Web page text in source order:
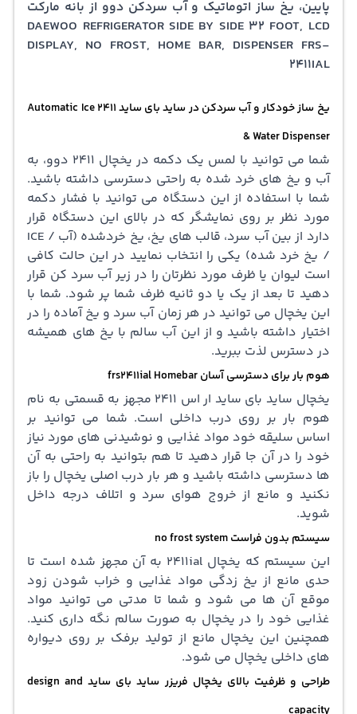
روی درب اصلی هوم بار وجود دارد که یک فضای کوچک
برای نگه داری خوراکی های پر مصرف می باشد و امکان
همچنینساید بای ساید
frs-2411ial مجهز به آب سرد کن و
یخ ساز اتوماتیک است که یخ و آب سرد سالم را در هر
زمان در اختیار شما قرار می دهد. این یخچال فریزر ساید
بای ساید بدون فراست است و شما می توانید با خرید آن از
داشتن یک ساید بای ساید شیک و کارآمد لذت ببرید
پایین، یخ ساز اتوماتیک و آب سردکن دوو از بانه مارکت
DAEWOO REFRIGERATOR SIDE BY SIDE 32 FOOT, LCD
DISPLAY, NO FROST, HOME BAR, DISPENSER FRS-
2411IAL
یخ ساز خودکار و آب سردکن در ساید بای ساید 2411 Automatic Ice
& Water Dispenser
شما می توانید با لمس یک دکمه در یخچال 2411 دوو، به
آب و یخ های خرد شده به راحتی دسترسی داشته باشید.
شما با استفاده از این دستگاه می توانید با فشار دکمه
مورد نظر بر روی نمایشگر که در بالای این دستگاه قرار
دارد از بین آب سرد، قالب های یخ، یخ خردشده (آب / ICE
/ یخ خرد شده) یکی را انتخاب نمایید در این حالت کافی
است لیوان یا ظرف مورد نظرتان را در زیر آب سرد کن قرار
دهید تا بعد از یک یا دو ثانیه ظرف شما پر شود. شما با
این یخچال می توانید در هر زمان آب سرد و یخ آماده را در
اختیار داشته باشید و از این آب سالم با یخ های همیشه
در دسترس لذت ببرید.
هوم بار برای دسترسی آسانfrs2411ial Homebar
یخچال ساید بای ساید ار اس 2411 مجهز به قسمتی به نام
هوم بار بر روی درب داخلی است. شما می توانید بر
اساس سلیقه خود مواد غذایی و نوشیدنی های مورد نیاز
خود را در آن جا قرار دهید تا هم بتوانید به راحتی به آن
ها دسترسی داشته باشید و هر بار درب اصلی یخچال را باز
نکنید و مانع از خروج هوای سرد و اتلاف درجه داخل
شوید.
سیستم بدون فراست no frost system
این سیستم که یخچال 2411ial به آن مجهز شده است تا
حدی مانع از یخ زدگی مواد غذایی و خراب شودن زود
موقع آن ها می شود و شما تا مدتی می توانید مواد
غذایی خود را در یخچال به صورت سالم نگه داری کنید.
همچنین این یخچال مانع از تولید برفک بر روی دیواره
های داخلی یخچال می شود.
طراحی و ظرفیت بالای یخچال فریزر ساید بای ساید design and